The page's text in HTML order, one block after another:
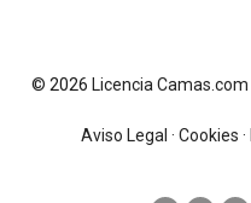
© 2026 Licencia Camas.com
Aviso Legal · Cookies ·